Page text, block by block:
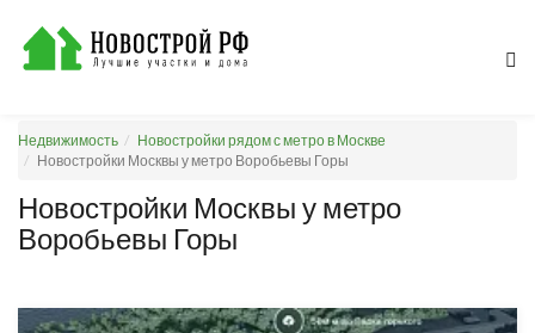
Недвижимость
Новостройки рядом с метро в Москве
Новостройки Москвы у метро Воробьевы Горы
Новостройки Москвы у метро
Воробьевы Горы